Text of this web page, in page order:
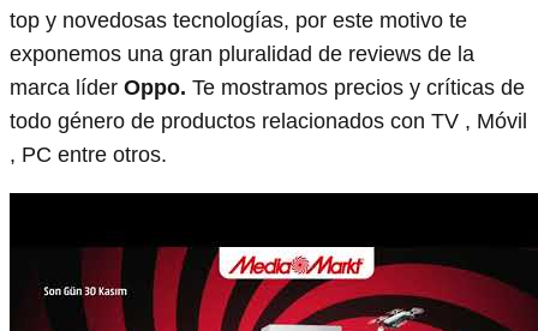
top y novedosas tecnologías, por este motivo te
exponemos una gran pluralidad de reviews de la
marca líder Oppo. Te mostramos precios y críticas de
todo género de productos relacionados con TV , Móvil
, PC entre otros.